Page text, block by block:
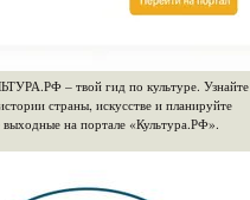
– твой гид по культуре. Узнайте
страны, искусстве и планируйте
выходные на портале «Культура.РФ».